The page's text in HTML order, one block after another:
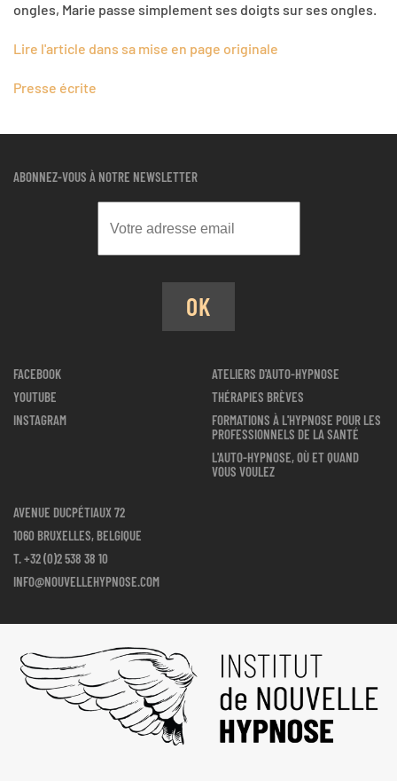
ongles, Marie passe simplement ses doigts sur ses ongles.
Lire l'article dans sa mise en page originale
Presse écrite
ABONNEZ-VOUS À NOTRE NEWSLETTER
OK
FACEBOOK
YOUTUBE
INSTAGRAM
ATELIERS D'AUTO-HYPNOSE
THÉRAPIES BRÈVES
FORMATIONS À L'HYPNOSE POUR LES
PROFESSIONNELS DE LA SANTÉ
L'AUTO-HYPNOSE, OÙ ET QUAND
VOUS VOULEZ
AVENUE DUCPÉTIAUX 72
1060 BRUXELLES, BELGIQUE
T.+32 (0)2 538 38 10
INFO@NOUVELLEHYPNOSE.COM